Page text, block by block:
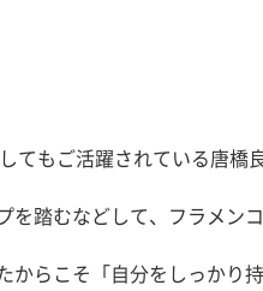
てもご活躍されている唐橋
を踏むなどして、フラメン
からこそ「自分をしっかり